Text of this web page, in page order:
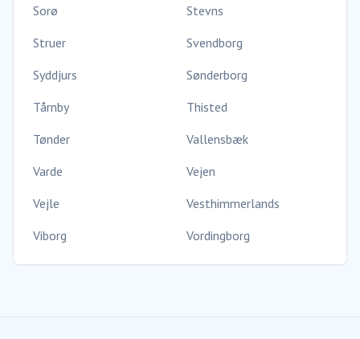
Sorø
Stevns
Struer
Svendborg
Syddjurs
Sønderborg
Tårnby
Thisted
Tønder
Vallensbæk
Varde
Vejen
Vejle
Vesthimmerlands
Viborg
Vordingborg